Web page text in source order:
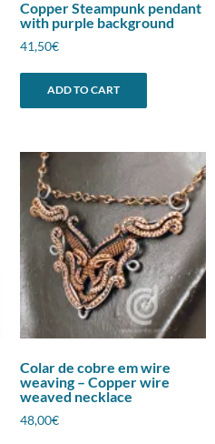
Copper Steampunk pendant
with purple background
41,50€
ADD TO CART
Colar de cobre em wire
weaving – Copper wire
weaved necklace
48,00€